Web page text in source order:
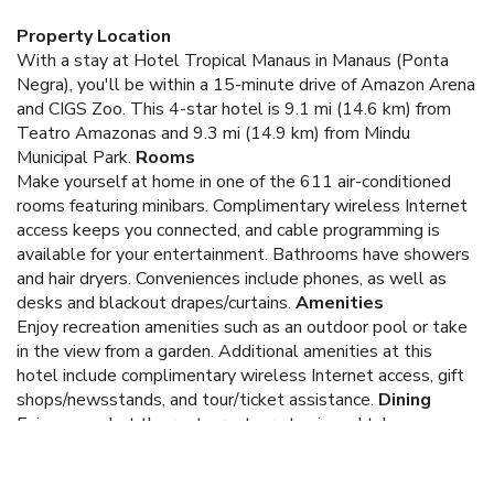
Property Location
With a stay at Hotel Tropical Manaus in Manaus (Ponta
Negra), you'll be within a 15-minute drive of Amazon Arena
and CIGS Zoo. This 4-star hotel is 9.1 mi (14.6 km) from
Teatro Amazonas and 9.3 mi (14.9 km) from Mindu
Municipal Park. Rooms
Make yourself at home in one of the 611 air-conditioned
rooms featuring minibars. Complimentary wireless Internet
access keeps you connected, and cable programming is
available for your entertainment. Bathrooms have showers
and hair dryers. Conveniences include phones, as well as
desks and blackout drapes/curtains. Amenities
Enjoy recreation amenities such as an outdoor pool or take
in the view from a garden. Additional amenities at this
hotel include complimentary wireless Internet access, gift
shops/newsstands, and tour/ticket assistance. Dining
Enjoy a meal at the restaurant, or stay in and take